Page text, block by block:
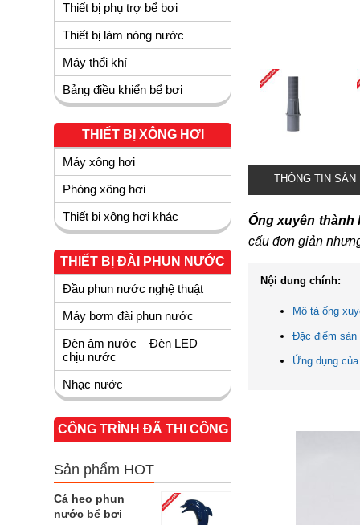
THÔNG TIN SẢN
Ống xuyên thành
cấu đơn giản
Nội dung chính:
Mô tả ống
Đặc điểm sản
Ứng dụng
Thiết bị phụ trợ bể bơi
Thiết bị làm nóng nước
Máy thổi khí
Bảng điều khiển bể bơi
THIẾT BỊ XÔNG HƠI
Máy xông hơi
Phòng xông hơi
Thiết bị xông hơi khác
THIẾT BỊ ĐÀI PHUN NƯỚC
Đầu phun nước nghệ thuật
Máy bơm đài phun nước
Đèn âm nước – Đèn LED
chịu nước
Nhạc nước
CÔNG TRÌNH ĐÃ THI CÔNG
Sản phẩm HOT
Cá heo phun
nước bể bơi